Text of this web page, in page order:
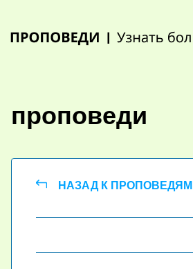
content
проповеди
НАЗАД К ПРОПОВЕДЯМ